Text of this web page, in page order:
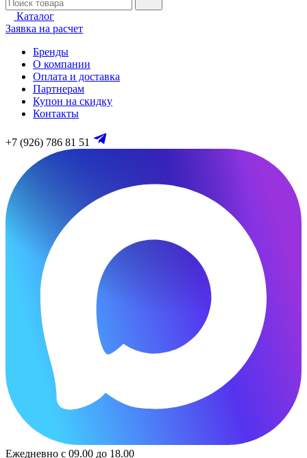
Каталог
Заявка на расчет
Бренды
О компании
Оплата и доставка
Партнерам
Купон на скидку
Контакты
+7 (926) 786 81 51
Ежедневно с 09.00 до 18.00